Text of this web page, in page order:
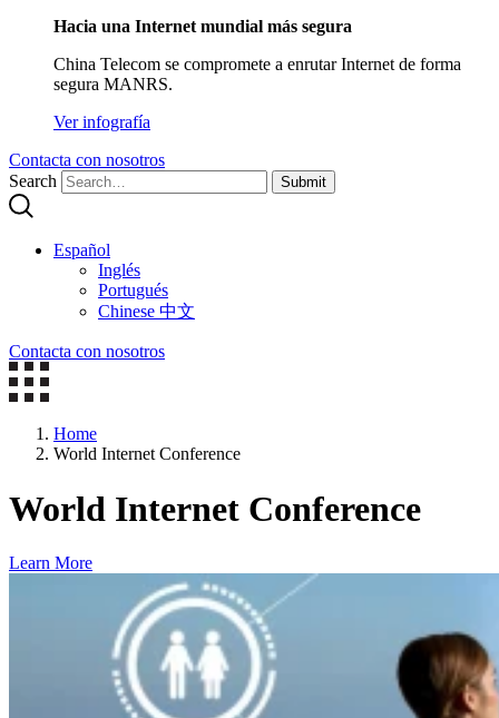
Hacia una Internet mundial más segura
China Telecom se compromete a enrutar Internet de forma
segura MANRS.
Ver infografía
Contacta con nosotros
Search
Submit
Español
Inglés
Portugués
Chinese 中文
Contacta con nosotros
Home
World Internet Conference
World Internet Conference
Learn More